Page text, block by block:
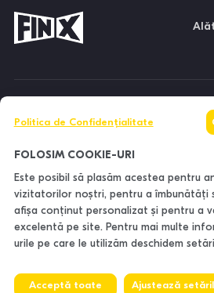
INFORMAȚII
CONTACTE
Politica de Confidențialitate
FOLOSIM COOKIE-URI
Este posibil să plasăm acestea pentru
vizitatorilor noștri, pentru a îmbunătăți
afișa conținut personalizat și pentru a
excelentă pe site. Pentru mai multe
urile pe care le utilizăm deschidem
Acceptă toate Ajustează